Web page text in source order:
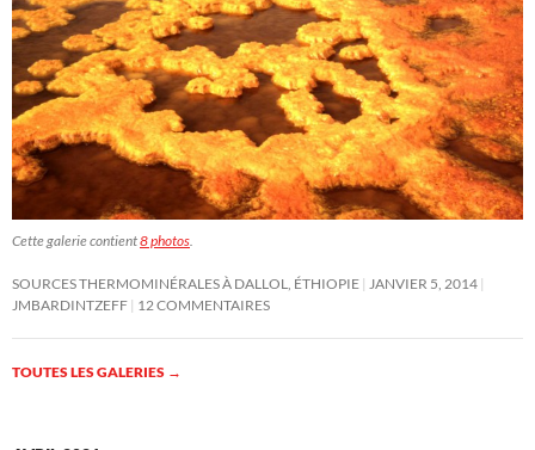
Cette galerie contient8 photos.
SOURCES THERMOMINÉRALES À DALLOL, ÉTHIOPIE JANVIER 5, 2014
JMBARDINTZEFF 12 COMMENTAIRES
TOUTES LES GALERIES →